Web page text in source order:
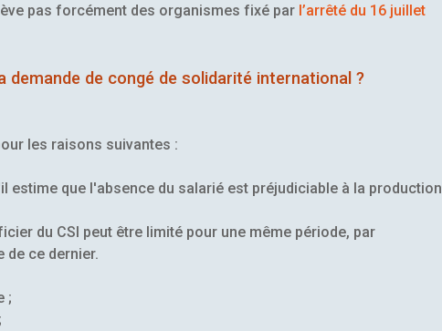
pas forcément des organismes fixé par l’arrêté du 16 juillet
demande de congé de solidarité international ?
les raisons suivantes :
estime que l'absence du salarié est préjudiciable à la production
du CSI peut être limité pour une même période, par
de ce dernier.
;